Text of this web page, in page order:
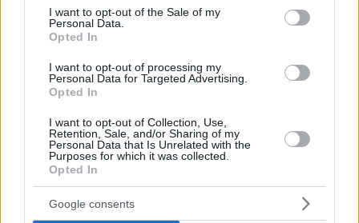
consent section.
I want to opt-out of the Sale of my
Personal Data.
Opted In
I want to opt-out of processing my
Personal Data for Targeted Advertising.
Opted In
I want to opt-out of Collection, Use,
Retention, Sale, and/or Sharing of my
Personal Data that Is Unrelated with the
Purposes for which it was collected.
Opted In
Google consents